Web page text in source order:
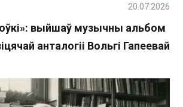
выйшаў музычны альбом
анталогіі Вольгі Гапеевай
20.07.2026